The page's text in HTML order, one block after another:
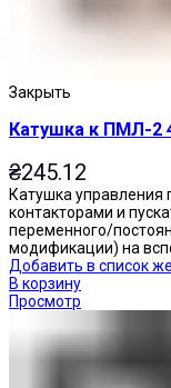
Закрыть
Катушка к ПМЛ-2
₴245.12
Катушка управления
контакторами и
переменного/
модификации) на
Добавить в список
В корзину
Просмотр